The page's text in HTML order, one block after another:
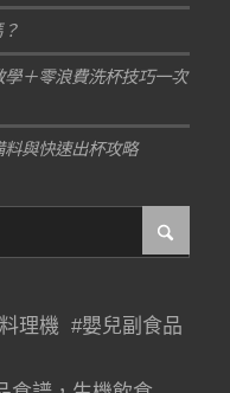
＋零浪費洗杯技巧一次
料與快速出杯攻略
理機 #嬰兒副食品